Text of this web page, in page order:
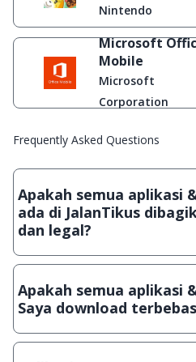
Nintendo
Microsoft
Mobile
Microsoft
Corporation
Frequently Asked Questions
Apakah semua aplikasi
ada di JalanTikus
dan legal?
Ya, JalanTikus hanya
crack, patch atau semacamnya.
Apakah semua aplikasi
Saya download
Ya, JalanTikus selalu melakukan